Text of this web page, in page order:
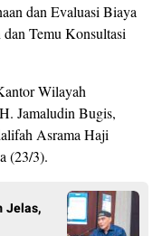
dan Evaluasi Biaya
Temu Konsultasi
Wilayah
Jamaludin Bugis,
Asrama Haji
(23/3).
Jelas,